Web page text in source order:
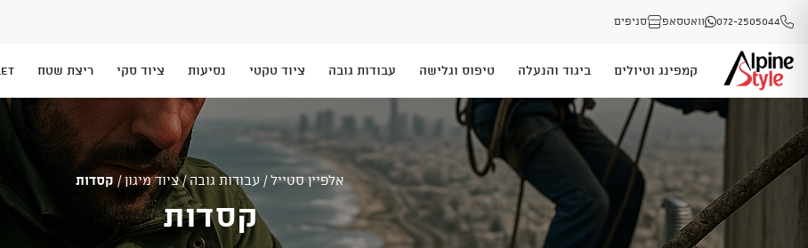
072-2505044 וואטסאפ סניפים
קמפינג וטיולים ביגוד והנעלה טיפוס וגלישה עבודות גובה ציוד טקטי נסיעות ציוד סקי ריצת שטח
אלפיין סטייל/ עבודות גובה/ציוד מיגון/ קסדות
קסדות